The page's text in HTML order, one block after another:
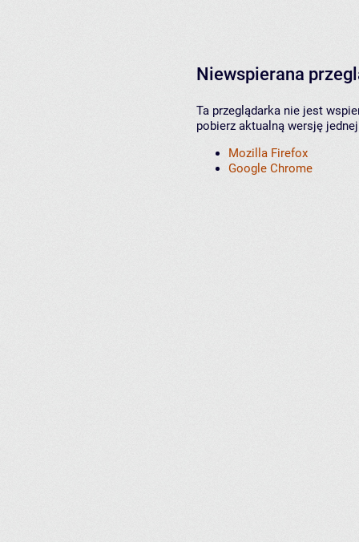
Niewspierana
Ta przeglądarka nie jest
pobierz aktualną wersję
Mozilla Firefox
Google Chrome